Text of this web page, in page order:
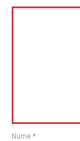
Nume *